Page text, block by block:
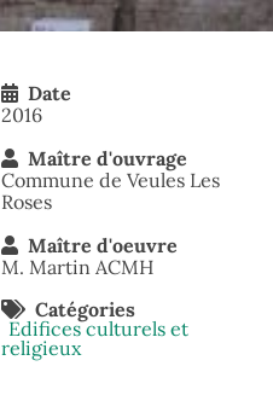
Date
2016
Maître d'ouvrage
Commune de Veules Les
Roses
Maître d'oeuvre
M. Martin ACMH
Catégories
Edifices culturels et
religieux